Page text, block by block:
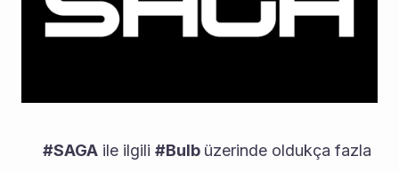
#SAGA ile ilgili #Bulb üzerinde oldukça fazla